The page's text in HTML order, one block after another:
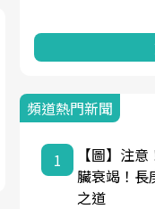
頻道熱門新聞
1
【圖】注
臟衰竭！長
之道